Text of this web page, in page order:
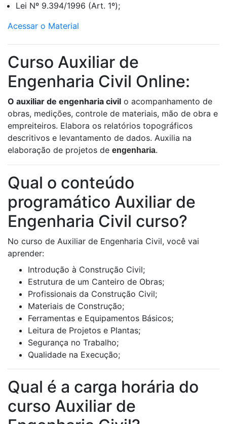
Lei Nº 9.394/1996 (Art. 1º);
Acessar o Material
Curso Auxiliar de
Engenharia Civil Online:
O auxiliar de engenharia civil o acompanhamento de
obras, medições, controle de materiais, mão de obra e
empreiteiros. Elabora os relatórios topográficos
descritivos e levantamento de dados. Auxilia na
elaboração de projetos de engenharia.
Qual o conteúdo
programático Auxiliar de
Engenharia Civil curso?
No curso de Auxiliar de Engenharia Civil, você vai
aprender:
Introdução à Construção Civil;
Estrutura de um Canteiro de Obras;
Profissionais da Construção Civil;
Materiais de Construção;
Ferramentas e Equipamentos Básicos;
Leitura de Projetos e Plantas;
Segurança no Trabalho;
Qualidade na Execução;
Qual é a carga horária do
curso Auxiliar de